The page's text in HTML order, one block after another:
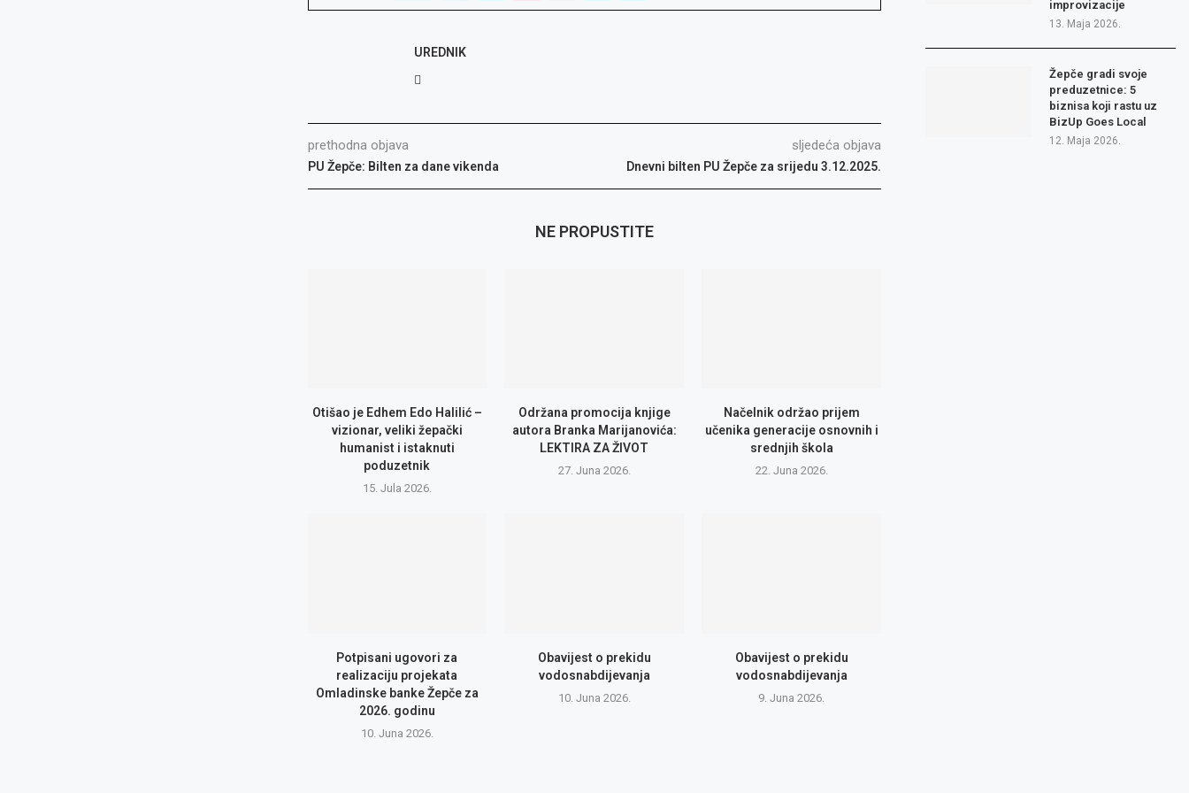
UREDNIK
prethodna objava
PU Žepče: Bilten za dane vikenda
sljedeća objava
Dnevni bilten PU Žepče za srijedu 3.12.2025.
NE PROPUSTITE
Otišao je Edhem Edo Halilić –
vizionar, veliki žepački
humanist i istaknuti
poduzetnik
15. Jula 2026.
Održana promocija knjige
autora Branka Marijanovića:
LEKTIRA ZA ŽIVOT
27. Juna 2026.
Načelnik održao prijem
učenika generacije osnovnih i
srednjih škola
22. Juna 2026.
Potpisani ugovori za
realizaciju projekata
Omladinske banke Žepče za
2026. godinu
10. Juna 2026.
Obavijest o prekidu
vodosnabdijevanja
10. Juna 2026.
Obavijest o prekidu
vodosnabdijevanja
9. Juna 2026.
improvizacije
13. Maja 2026.
Žepče gradi svoje
preduzetnice: 5
biznisa koji rastu uz
BizUp Goes Local
12. Maja 2026.